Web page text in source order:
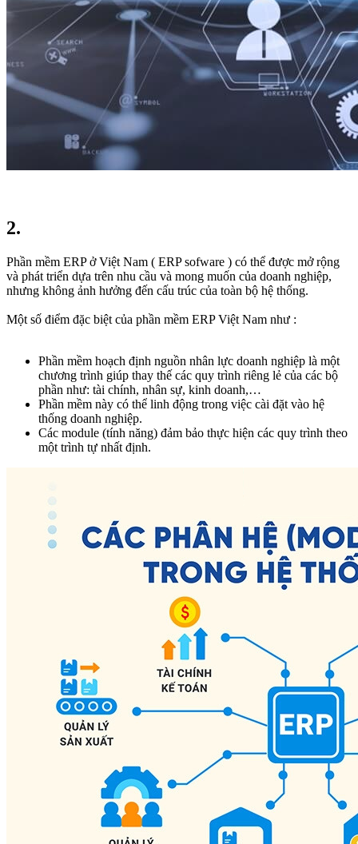
2.​
Phần mềm ERP ở Việt Nam ( ERP sofware ) có thể được mở rộng
và phát triển dựa trên nhu cầu và mong muốn của doanh nghiệp,
nhưng không ảnh hưởng đến cấu trúc của toàn bộ hệ thống.
Một số điểm đặc biệt của phần mềm ERP Việt Nam như :
Phần mềm hoạch định nguồn nhân lực doanh nghiệp là một
chương trình giúp thay thế các quy trình riêng lẻ của các bộ
phần như: tài chính, nhân sự, kinh doanh,…
Phần mềm này có thể linh động trong việc cài đặt vào hệ
thống doanh nghiệp.
Các module (tính năng) đảm bảo thực hiện các quy trình theo
một trình tự nhất định.